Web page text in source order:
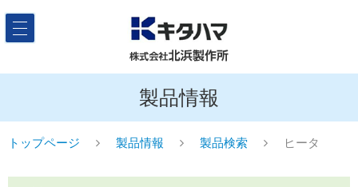
製品情報
トップページ 製品情報 製品検索 ヒータ